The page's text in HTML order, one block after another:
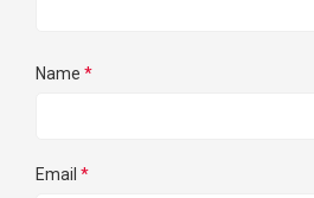
Name *
Email *